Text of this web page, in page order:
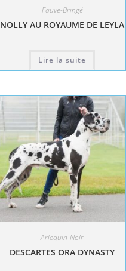
Fauve-Bringé
NOLLY AU ROYAUME DE LEYLA
Lire la suite
Arlequin-Noir
DESCARTES ORA DYNASTY